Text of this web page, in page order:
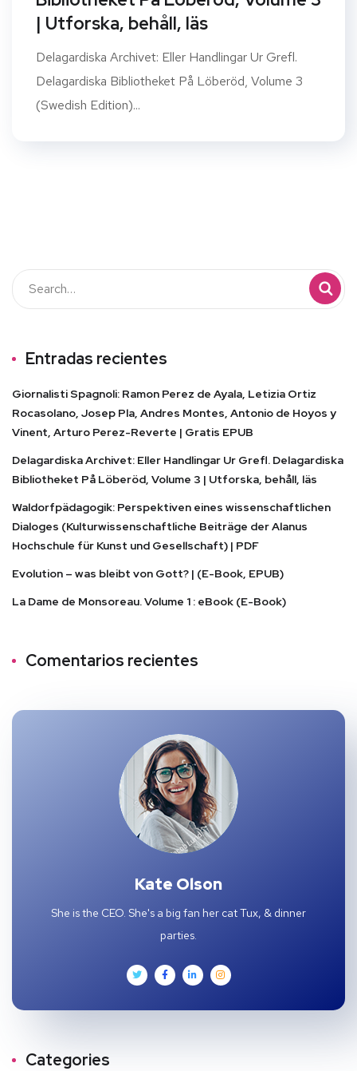
| Utforska, behåll, läs
Delagardiska Archivet: Eller Handlingar Ur Grefl.
Delagardiska Bibliotheket På Löberöd, Volume 3
(Swedish Edition)...
Entradas recientes
Giornalisti Spagnoli: Ramon Perez de Ayala, Letizia Ortiz
Rocasolano, Josep Pla, Andres Montes, Antonio de Hoyos y
Vinent, Arturo Perez-Reverte | Gratis EPUB
Delagardiska Archivet: Eller Handlingar Ur Grefl. Delagardiska
Bibliotheket På Löberöd, Volume 3 | Utforska, behåll, läs
Waldorfpädagogik: Perspektiven eines wissenschaftlichen
Dialoges (Kulturwissenschaftliche Beiträge der Alanus
Hochschule für Kunst und Gesellschaft) | PDF
Evolution – was bleibt von Gott? | (E-Book, EPUB)
La Dame de Monsoreau. Volume 1 : eBook (E-Book)
Comentarios recientes
Kate Olson
She is the CEO. She's a big fan her cat Tux, & dinner
parties.
Categories